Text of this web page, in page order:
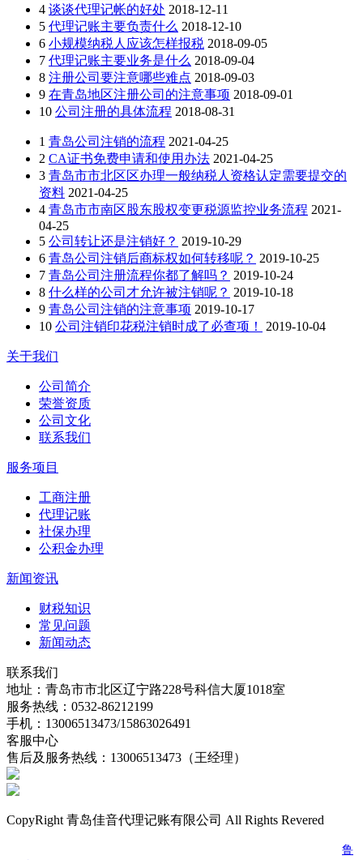
4 谈谈代理记帐的好处 2018-12-11
5 代理记账主要负责什么 2018-12-10
6 小规模纳税人应该怎样报税 2018-09-05
7 代理记账主要业务是什么 2018-09-04
8 注册公司要注意哪些难点 2018-09-03
9 在青岛地区注册公司的注意事项 2018-09-01
10 公司注册的具体流程 2018-08-31
1 青岛公司注销的流程 2021-04-25
2 CA证书免费申请和使用办法 2021-04-25
3 青岛市市北区区办理一般纳税人资格认定需要提交的
资料 2021-04-25
4 青岛市市南区股东股权变更税源监控业务流程 2021-
04-25
5 公司转让还是注销好？ 2019-10-29
6 青岛公司注销后商标权如何转移呢？ 2019-10-25
7 青岛公司注册流程你都了解吗？ 2019-10-24
8 什么样的公司才允许被注销呢？ 2019-10-18
9 青岛公司注销的注意事项 2019-10-17
10 公司注销印花税注销时成了必查项！ 2019-10-04
关于我们
公司简介
荣誉资质
公司文化
联系我们
服务项目
工商注册
代理记账
社保办理
公积金办理
新闻资讯
财税知识
常见问题
新闻动态
联系我们
地址：青岛市市北区辽宁路228号科信大厦1018室
服务热线：0532-86212199
手机：13006513473/15863026491
客服中心
售后及服务热线：13006513473（王经理）
CopyRight 青岛佳音代理记账有限公司 All Rights Revered
鲁